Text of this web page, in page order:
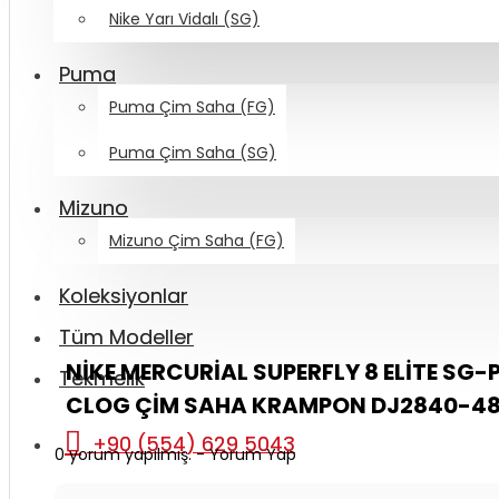
Nike Yarı Vidalı (SG)
Puma
Puma Çim Saha (FG)
Puma Çim Saha (SG)
Mizuno
Mizuno Çim Saha (FG)
Koleksiyonlar
Tüm Modeller
Tekmelik
+90 (554) 629 5043
NIKE MERCURIAL SUPERFLY 8 ELITE
CLOG ÇIM SAHA KRAMPON DJ2840-
0 yorum yapılmış. - Yorum Yap